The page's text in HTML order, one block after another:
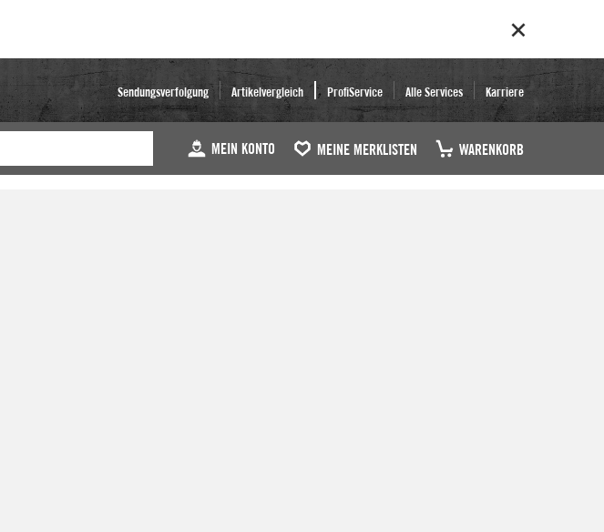
Sendungsverfolgung Artikelvergleich ProfiService Alle Services Karriere
MEIN KONTO MEINE MERKLISTEN WARENKORB